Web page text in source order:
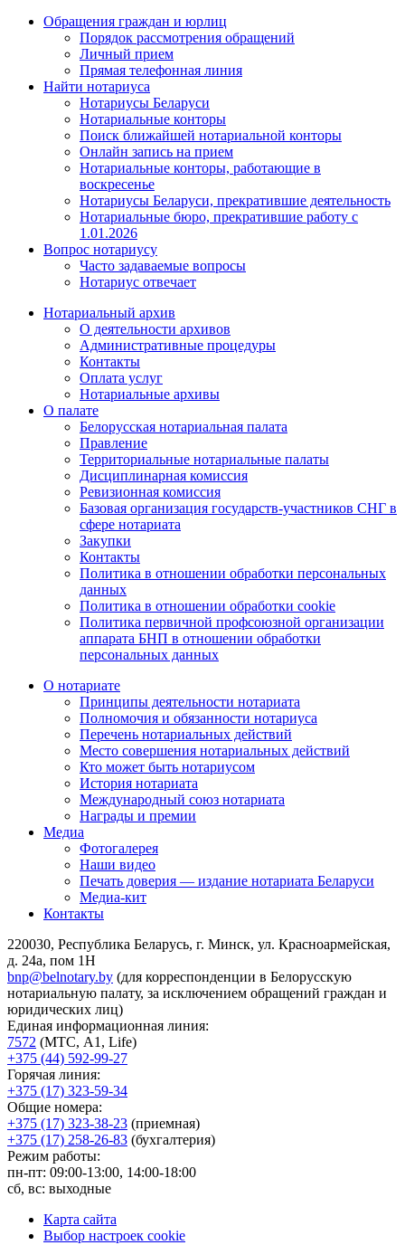
Обращения граждан и юрлиц
Порядок рассмотрения обращений
Личный прием
Прямая телефонная линия
Найти нотариуса
Нотариусы Беларуси
Нотариальные конторы
Поиск ближайшей нотариальной конторы
Онлайн запись на прием
Нотариальные конторы, работающие в
воскресенье
Нотариусы Беларуси, прекратившие деятельность
Нотариальные бюро, прекратившие работу с
1.01.2026
Вопрос нотариусу
Часто задаваемые вопросы
Нотариус отвечает
Нотариальный архив
О деятельности архивов
Административные процедуры
Контакты
Оплата услуг
Нотариальные архивы
О палате
Белорусская нотариальная палата
Правление
Территориальные нотариальные палаты
Дисциплинарная комиссия
Ревизионная комиссия
Базовая организация государств-участников СНГ в
сфере нотариата
Закупки
Контакты
Политика в отношении обработки персональных
данных
Политика в отношении обработки cookie
Политика первичной профсоюзной организации
аппарата БНП в отношении обработки
персональных данных
О нотариате
Принципы деятельности нотариата
Полномочия и обязанности нотариуса
Перечень нотариальных действий
Место совершения нотариальных действий
Кто может быть нотариусом
История нотариата
Международный союз нотариата
Награды и премии
Медиа
Фотогалерея
Наши видео
Печать доверия — издание нотариата Беларуси
Медиа-кит
Контакты
220030, Республика Беларусь, г. Минск, ул. Красноармейская,
д. 24а, пом 1Н
bnp@belnotary.by (для корреспонденции в Белорусскую
нотариальную палату, за исключением обращений граждан и
юридических лиц)
Единая информационная линия:
7572 (МТС, A1, Life)
+375 (44) 592-99-27
Горячая линия:
+375 (17) 323-59-34
Общие номера:
+375 (17) 323-38-23 (приемная)
+375 (17) 258-26-83 (бухгалтерия)
Режим работы:
пн-пт: 09:00-13:00, 14:00-18:00
сб, вс: выходные
Карта сайта
Выбор настроек cookie